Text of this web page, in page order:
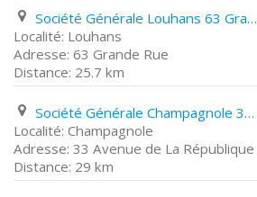
Société Générale Louhans 63 Grande Rue
Louhans
63 Grande Rue
25.7 km
Société Générale Champagnole 33 Avenue de La République
Champagnole
33 Avenue de La République
29 km